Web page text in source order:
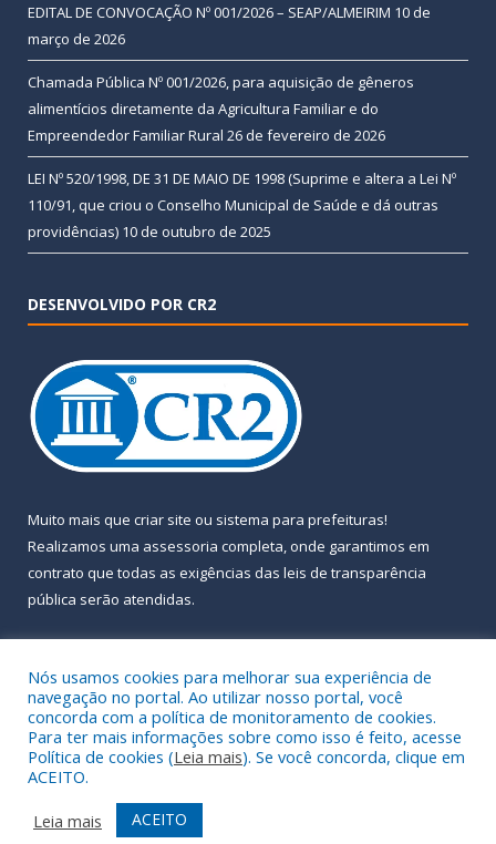
EDITAL DE CONVOCAÇÃO Nº 001/2026 – SEAP/ALMEIRIM 10 de
março de 2026
Chamada Pública Nº 001/2026, para aquisição de gêneros
alimentícios diretamente da Agricultura Familiar e do
Empreendedor Familiar Rural 26 de fevereiro de 2026
LEI Nº 520/1998, DE 31 DE MAIO DE 1998 (Suprime e altera a Lei Nº
110/91, que criou o Conselho Municipal de Saúde e dá outras
providências) 10 de outubro de 2025
DESENVOLVIDO POR CR2
Muito mais que criar site ou sistema para prefeituras!
Realizamos uma assessoria completa, onde garantimos em
contrato que todas as exigências das leis de transparência
pública serão atendidas.
Todos os direitos reservados a Prefeitura Municipal de Almeirim.
Mapa do Site
Acessar Área Administrativa
Acessar Webmail
Nós usamos cookies para melhorar sua experiência de
navegação no portal. Ao utilizar nosso portal, você
concorda com a política de monitoramento de cookies.
Para ter mais informações sobre como isso é feito, acesse
Política de cookies (Leia mais). Se você concorda, clique em
ACEITO.
Leia mais
ACEITO